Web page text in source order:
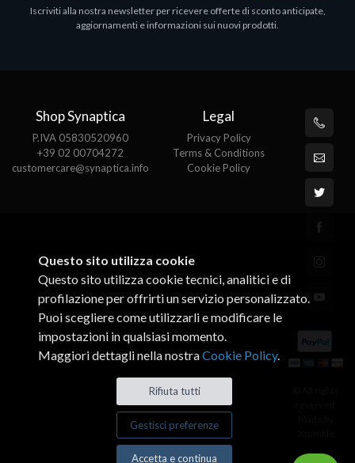
Iscriviti alla nostra newsletter per ricevere offerte di sconto anticipate,
aggiornamenti e informazioni sui nuovi prodotti.
Shop Synaptica
P.IVA 05830520960
+39 02 00704272
customercare@synaptica.info
Legal
Privacy Policy
Terms & Conditions
Cookie Policy
Questo sito utilizza cookie
Questo sito utilizza cookie tecnici, analitici e di
profilazione per offrirti un servizio personalizzato.
Puoi scegliere come utilizzarli e modificare le
impostazioni in qualsiasi momento.
Maggiori dettagli nella nostraCookie Policy.
Rifiuta tutti
Gestisci preferenze
Accetta e continua